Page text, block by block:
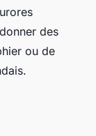
des
ou de